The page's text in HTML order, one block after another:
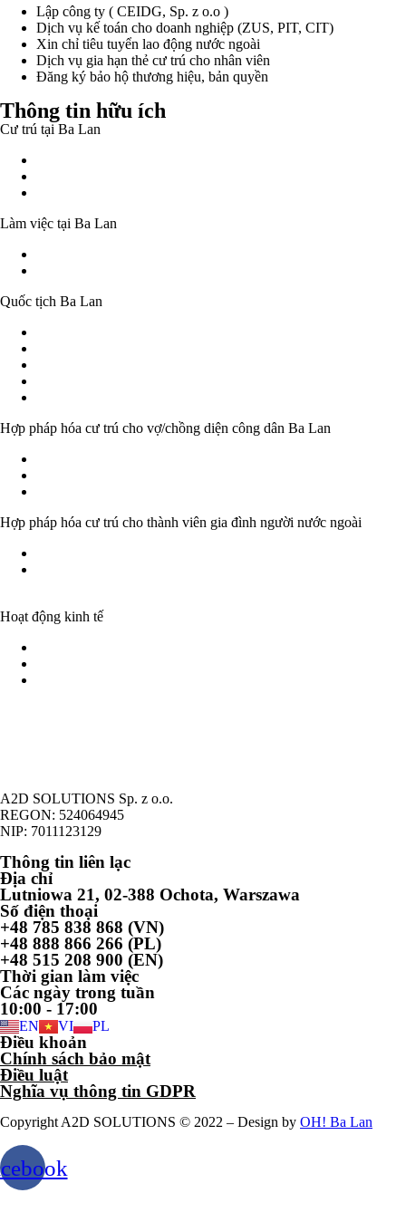
Lập công ty ( CEIDG, Sp. z o.o )
Dịch vụ kế toán cho doanh nghiệp (ZUS, PIT, CIT)
Xin chỉ tiêu tuyển lao động nước ngoài
Dịch vụ gia hạn thẻ cư trú cho nhân viên
Đăng ký bảo hộ thương hiệu, bản quyền
Thông tin hữu ích
Cư trú tại Ba Lan
Làm việc tại Ba Lan
Quốc tịch Ba Lan
Hợp pháp hóa cư trú cho vợ/chồng diện công dân Ba Lan
Hợp pháp hóa cư trú cho thành viên gia đình người nước ngoài
Hoạt động kinh tế
A2D SOLUTIONS Sp. z o.o.
REGON: 524064945
NIP: 7011123129
Thông tin liên lạc
Địa chỉ
Lutniowa 21, 02-388 Ochota, Warszawa
Số điện thoại
+48 785 838 868 (VN)
+48 888 866 266 (PL)
+48 515 208 900 (EN)
Thời gian làm việc
Các ngày trong tuần
10:00 - 17:00
EN VI PL
Điều khoản
Chính sách bảo mật
Điều luật
Nghĩa vụ thông tin GDPR
Copyright A2D SOLUTIONS © 2022 – Design by OH! Ba Lan